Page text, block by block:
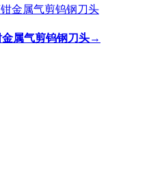
属气剪钨钢刀头→